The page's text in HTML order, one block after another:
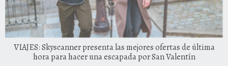
VIAJES: Skyscanner presenta las mejores ofertas de última
hora para hacer una escapada por San Valentín